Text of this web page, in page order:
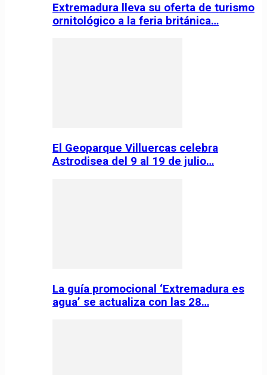
Extremadura lleva su oferta de turismo
ornitológico a la feria británica…
El Geoparque Villuercas celebra
Astrodisea del 9 al 19 de julio…
La guía promocional ‘Extremadura es
agua’ se actualiza con las 28…